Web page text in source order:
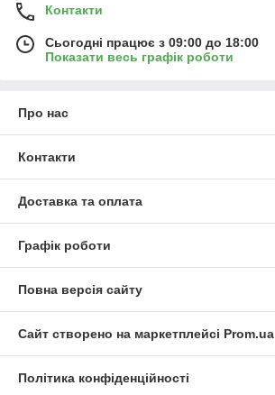
Контакти
Сьогодні працює з 09:00 до 18:00
Показати весь графік роботи
Про нас
Контакти
Доставка та оплата
Графік роботи
Повна версія сайту
Сайт створено на маркетплейсі Prom.ua
Політика конфіденційності